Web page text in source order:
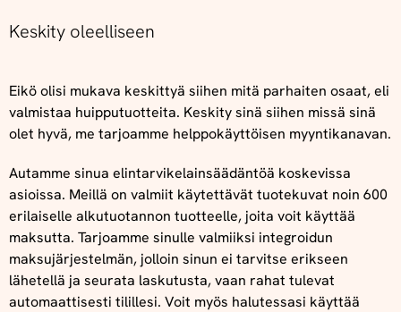
Keskity oleelliseen
Eikö olisi mukava keskittyä siihen mitä parhaiten osaat, eli
valmistaa huipputuotteita. Keskity sinä siihen missä sinä
olet hyvä, me tarjoamme helppokäyttöisen myyntikanavan.
Autamme sinua elintarvikelainsäädäntöä koskevissa
asioissa. Meillä on valmiit käytettävät tuotekuvat noin 600
erilaiselle alkutuotannon tuotteelle, joita voit käyttää
maksutta. Tarjoamme sinulle valmiiksi integroidun
maksujärjestelmän, jolloin sinun ei tarvitse erikseen
lähetellä ja seurata laskutusta, vaan rahat tulevat
automaattisesti tilillesi. Voit myös halutessasi käyttää